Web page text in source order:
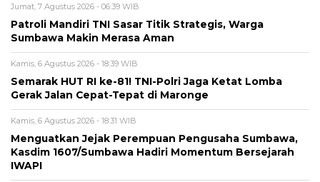
Jumat, 7 Agustus 2026 - 06:39 WIB
Patroli Mandiri TNI Sasar Titik Strategis, Warga
Sumbawa Makin Merasa Aman
Kamis, 6 Agustus 2026 - 18:39 WIB
Semarak HUT RI ke-81! TNI-Polri Jaga Ketat Lomba
Gerak Jalan Cepat-Tepat di Maronge
Kamis, 6 Agustus 2026 - 18:31 WIB
Menguatkan Jejak Perempuan Pengusaha Sumbawa,
Kasdim 1607/Sumbawa Hadiri Momentum Bersejarah
IWAPI